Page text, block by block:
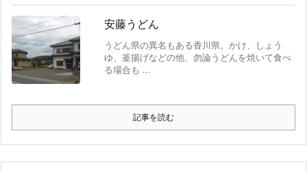
安藤うどん
うどん県の異名もある香川県。かけ、しょう
ゆ、釜揚げなどの他、勿論うどんを焼いて食べ
る場合も ...
記事を読む